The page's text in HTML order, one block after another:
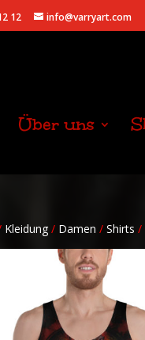
12 info@varryart.com
Über uns
Kleidung/ Damen / Shirts /